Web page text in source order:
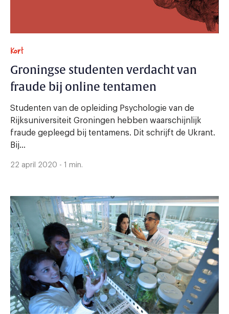
Kort
Groningse studenten verdacht van
fraude bij online tentamen
Studenten van de opleiding Psychologie van de
Rijksuniversiteit Groningen hebben waarschijnlijk
fraude gepleegd bij tentamens. Dit schrijft de Ukrant.
Bij...
22 april 2020 - 1 min.